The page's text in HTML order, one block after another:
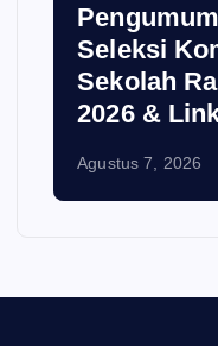
Seleksi
Sekolah
2026 &
Agustus 7, 2026